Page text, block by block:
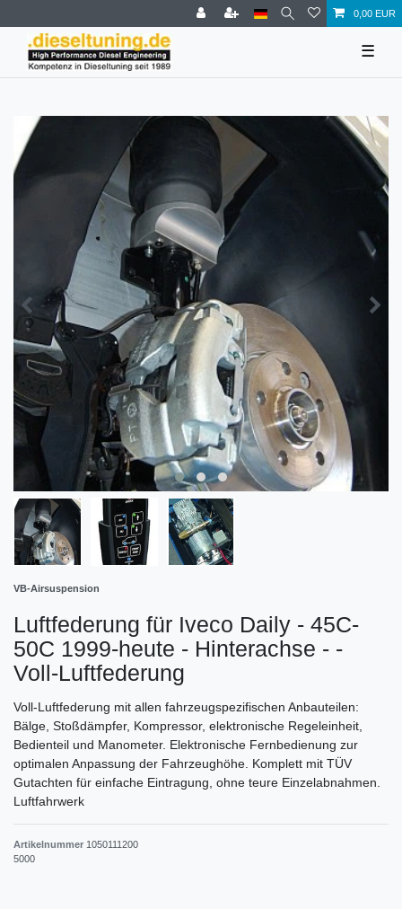
0,00 EUR
☰
VB-Airsuspension
Luftfederung für Iveco Daily - 45C-
50C 1999-heute - Hinterachse - -
Voll-Luftfederung
Voll-Luftfederung mit allen fahrzeugspezifischen Anbauteilen:
Bälge, Stoßdämpfer, Kompressor, elektronische Regeleinheit,
Bedienteil und Manometer. Elektronische Fernbedienung zur
optimalen Anpassung der Fahrzeughöhe. Komplett mit TÜV
Gutachten für einfache Eintragung, ohne teure Einzelabnahmen.
Luftfahrwerk
Artikelnummer 1050111200
5000